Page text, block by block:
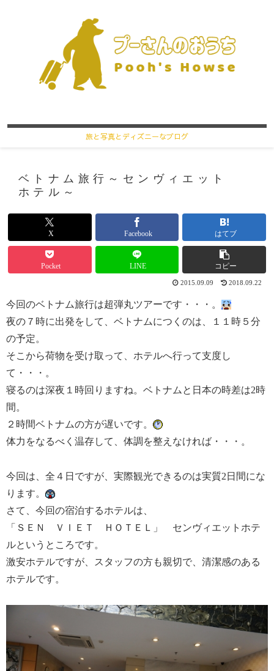
旅と写真とディズニーなブログ
ベトナム旅行～センヴィエット
ホテル～
X Facebook はてブ
Pocket LINE コピー
2015.09.09 2018.09.22
今回のベトナム旅行は超弾丸ツアーです・・・。
夜の７時に出発をして、ベトナムにつくのは、１１時５分
の予定。
そこから荷物を受け取って、ホテルへ行って支度し
て・・・。
寝るのは深夜１時回りますね。ベトナムと日本の時差は2時
間。
２時間ベトナムの方が遅いです。
体力をなるべく温存して、体調を整えなければ・・・。
今回は、全４日ですが、実際観光できるのは実質2日間にな
ります。
さて、今回の宿泊するホテルは、
「ＳＥＮ ＶＩＥＴ ＨＯＴＥＬ」 センヴィエットホテ
ルというところです。
激安ホテルですが、スタッフの方も親切で、清潔感のある
ホテルです。